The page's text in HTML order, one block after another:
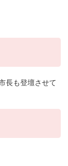
長も登壇させて